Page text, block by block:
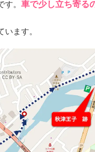
。 車で少し立ち寄る
ます。